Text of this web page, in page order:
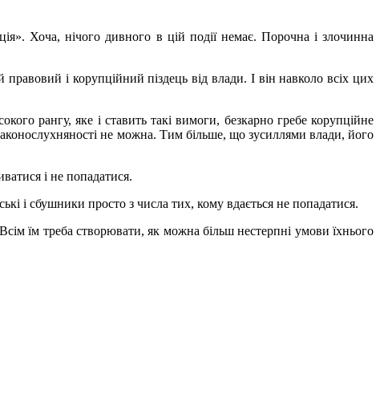
Хоча, нічого дивного в цій події немає. Порочна і злочинна
і корупційний піздець від влади. І він навколо всіх цих
рангу, яке і ставить такі вимоги, безкарно гребе корупційне
не можна. Тим більше, що зусиллями влади, його
і не попадатися.
і сбушники просто з числа тих, кому вдається не попадатися.
їм треба створювати, як можна більш нестерпні умови їхнього